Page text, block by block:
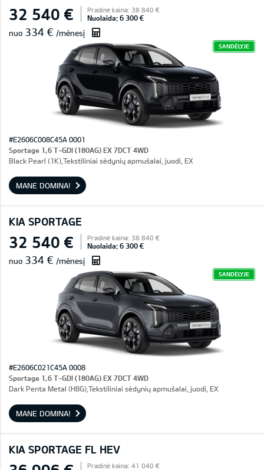
32 540 € Pradinė kaina: 38 840 €
Nuolaida: 6 300 €
nuo 334 € /mėnesį
SANDĖLYJE
#E2606C008C45A 0001
Sportage 1,6 T-GDI (180AG) EX 7DCT 4WD
Black Pearl (1K),Tekstiliniai sėdynių apmušalai, juodi, EX
MANE DOMINA!
KIA SPORTAGE
32 540 € Pradinė kaina: 38 840 €
Nuolaida: 6 300 €
nuo 334 € /mėnesį
SANDĖLYJE
#E2606C021C45A 0008
Sportage 1,6 T-GDI (180AG) EX 7DCT 4WD
Dark Penta Metal (H8G),Tekstiliniai sėdynių apmušalai, juodi, EX
MANE DOMINA!
KIA SPORTAGE FL HEV
Pradinė kaina: 41 040 €